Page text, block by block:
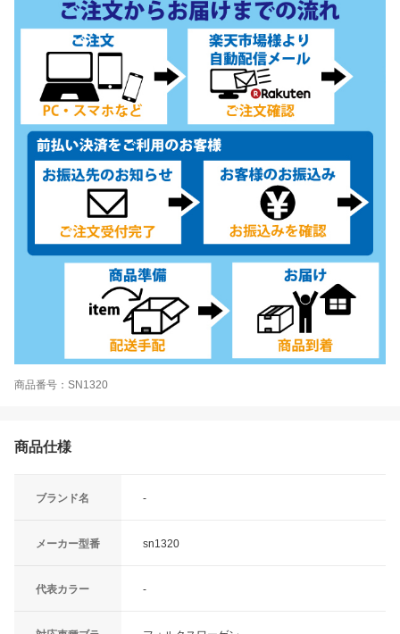
商品番号：SN1320
商品仕様
ブランド名 -
メーカー型番 sn1320
代表カラー -